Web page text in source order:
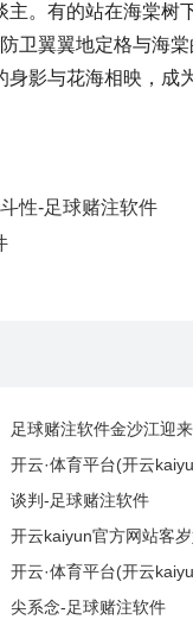
。有的站在海棠
卫翼翼地定格与海
影与花海相映，成
性-足球赌注软件
足球赌注软件金沙江迎
开云·体育平台(开云
谈判-足球赌注软件
开云kaiyun官方网站客
开云·体育平台(开云
尖系念-足球赌注软件